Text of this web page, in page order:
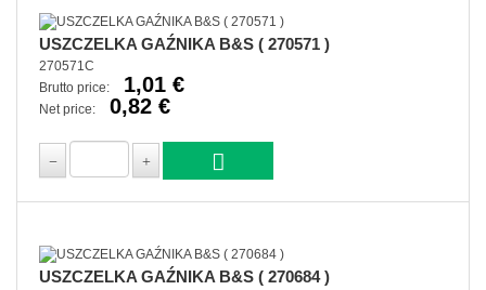
USZCZELKA GAŹNIKA B&S ( 270571 )
270571C
Brutto price:
1,01 €
Net price: 0,82 €
USZCZELKA GAŹNIKA B&S ( 270684 )